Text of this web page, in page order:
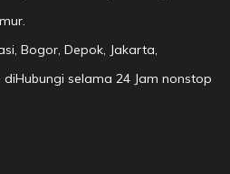
Bogor, Depok, Jakarta,
selama 24 Jam nonstop